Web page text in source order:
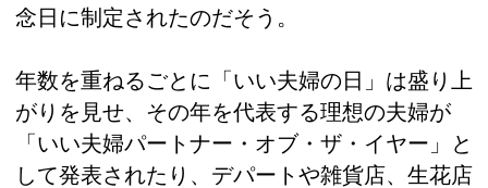
念日に制定されたのだそう。
年数を重ねるごとに「いい夫婦の日」は盛り上
がりを見せ、その年を代表する理想の夫婦が
「いい夫婦パートナー・オブ・ザ・イヤー」と
して発表されたり、デパートや雑貨店、生花店